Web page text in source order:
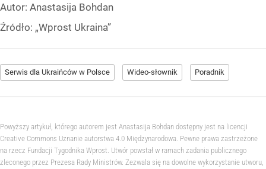
Autor: Anastasija Bohdan
Źródło: „Wprost Ukraina”
Serwis dla Ukraińców w Polsce Wideo-słownik Poradnik
Powyższy artykuł, którego autorem jest Anastasija Bohdan dostępny jest na licencji
Creative Commons Uznanie autorstwa 4.0 Międzynarodowa. Pewne prawa zastrzeżone
na rzecz Fundacji Tygodnika Wprost. Utwór powstał w ramach zadania publicznego
zleconego przez Prezesa Rady Ministrów. Zezwala się na dowolne wykorzystanie utworu,